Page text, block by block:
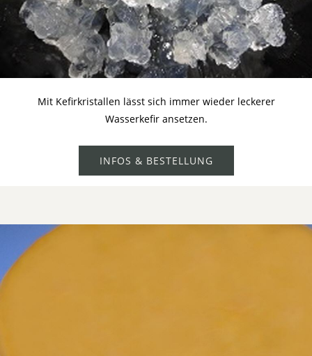
Mit Kefirkristallen lässt sich immer wieder leckerer
Wasserkefir ansetzen.
INFOS & BESTELLUNG